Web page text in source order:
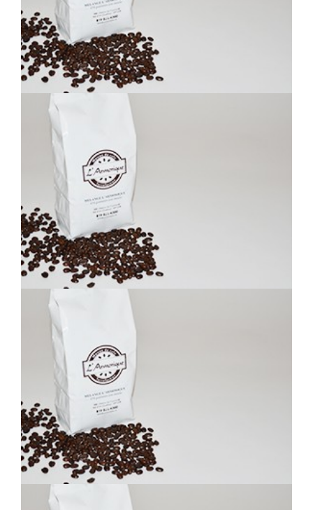
PANAMA BRUN
KENYA A.A. MI-NOIR
HUNNIQUE